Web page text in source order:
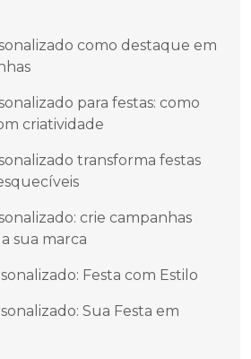
como destaque em
para festas: como
criatividade
transforma festas
crie campanhas
sua marca
Festa com Estilo
Sua Festa em